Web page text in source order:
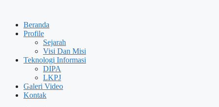
contentBeranda
Profile
Sejarah
Visi Dan Misi
Teknologi Informasi
DIPA
LKPJ
Galeri Video
Kontak